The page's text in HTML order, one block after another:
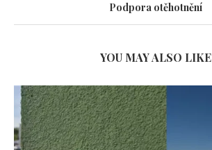
Podpora otěhotnění
YOU MAY ALSO LIKE